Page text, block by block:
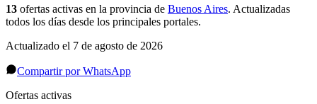
13 ofertas activas en la provincia de Buenos Aires. Actualizadas
todos los días desde los principales portales.
Actualizado el 7 de agosto de 2026
Compartir por WhatsApp
Ofertas activas